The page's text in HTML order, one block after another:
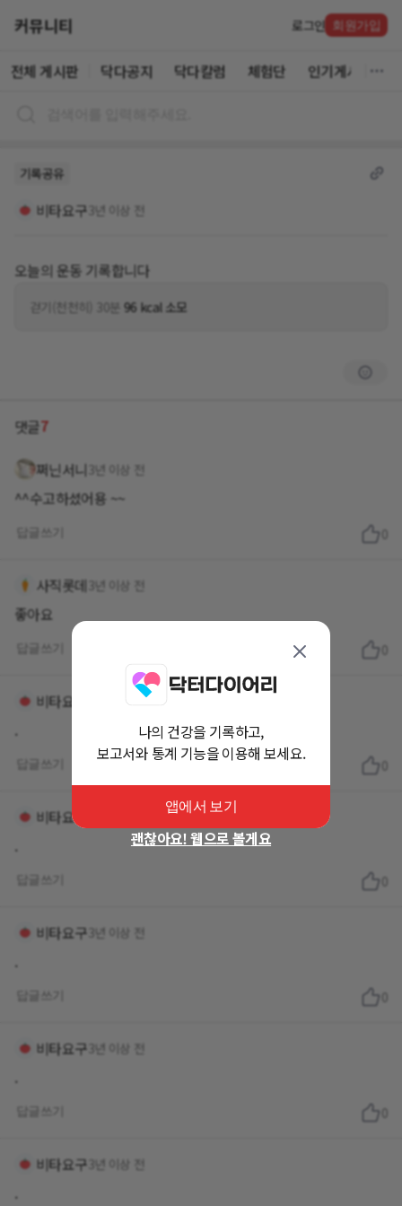
커뮤니티 로그인 회원가입
전체 게시판 닥다공지 닥다칼럼 체험단 인기게시글
기록공유
비타요구 3년 이상 전
오늘의 운동 기록합니다
걷기(천천히) 30분 96 kcal 소모
댓글7
쩌닌서니 3년 이상 전
^^수고하셨어용 ~~
사직롯데 3년 이상 전
좋아요
비타요구 3년 이상 전
.
비타요구
.
비타요구 3년 이상 전
.
비타요구 3년 이상 전
.
비타요구 3년 이상 전
.
나의 건강을 기록하고,
보고서와 통계 기능을 이용해 보세요.
앱에서 보기
괜찮아요! 웹으로 볼게요